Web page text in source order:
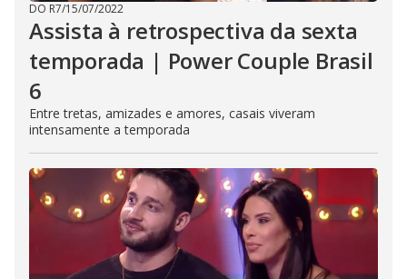
DO R7/15/07/2022
Assista à retrospectiva da sexta
temporada | Power Couple Brasil
6
Entre tretas, amizades e amores, casais viveram
intensamente a temporada